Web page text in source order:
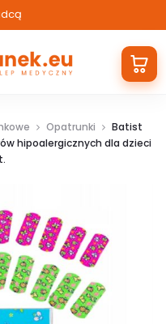
Opatrunki
Batist
hipoalergicznych dla dzieci